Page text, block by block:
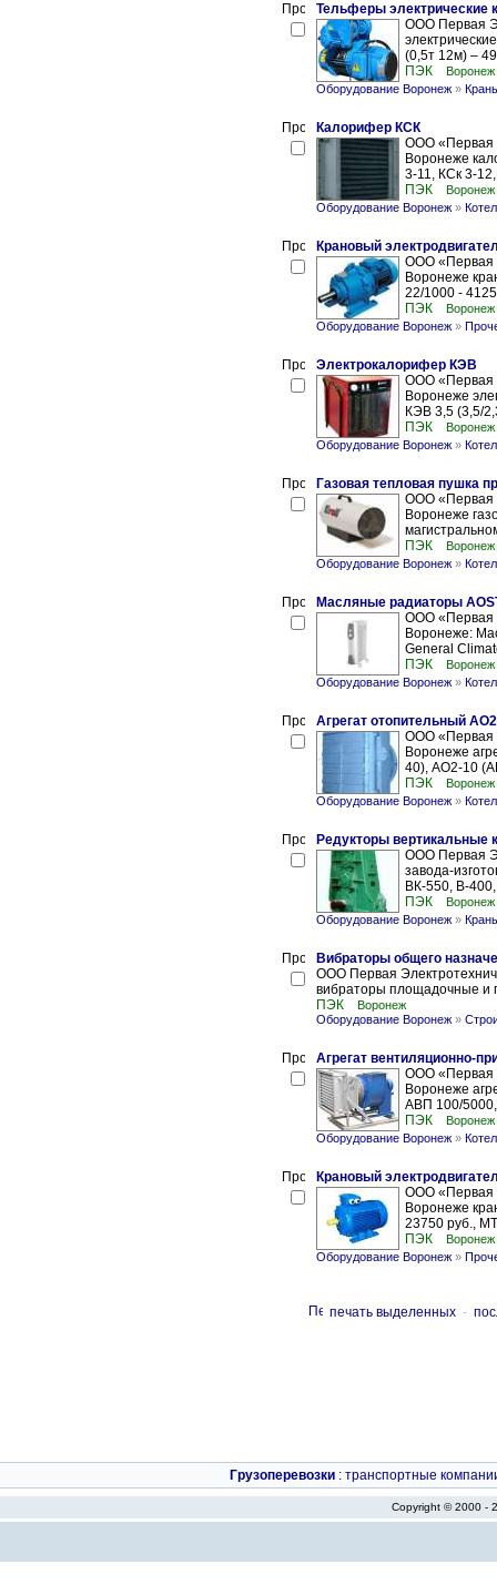
Тельферы электрические
ООО Первая
(0,5т 12м) –
ПЭК
Воронеж
Оборудование Воронеж »
Калорифер КСК
ООО «Первая
Воронеже
3-11, КСк 3-
ПЭК
Воронеж
Оборудование Воронеж »
Крановый
ООО «Первая
Воронеже
22/1000 -
ПЭК
Воронеж
Оборудование Воронеж »
Электрокалорифер КЭВ
ООО «Первая
Воронеже
КЭВ 3,5 (3,5/
ПЭК
Воронеж
Оборудование Воронеж »
Газовая тепловая пушка
ООО «Первая
Воронеже
ПЭК
Воронеж
Оборудование Воронеж »
Масляные радиаторы
ООО «Первая
Воронеже:
General
ПЭК
Воронеж
Оборудование Воронеж »
Агрегат отопительный
ООО «Первая
Воронеже
40), АО2-10
ПЭК
Воронеж
Оборудование Воронеж »
Редукторы вертикальные
ООО Первая
завода-
ВК-550, В-
ПЭК
Воронеж
Оборудование Воронеж »
Вибраторы общего
ООО Первая
вибраторы площадочные и
ПЭК
Воронеж
Оборудование Воронеж »
Агрегат вентиляционно-
ООО «Первая
Воронеже
АВП 100/
ПЭК
Воронеж
Оборудование Воронеж »
Крановый
ООО «Первая
Воронеже
23750 руб.,
ПЭК
Воронеж
Оборудование Воронеж »
печать выделенных -
Грузоперевозки : транспортные
Copyright © 2000 -